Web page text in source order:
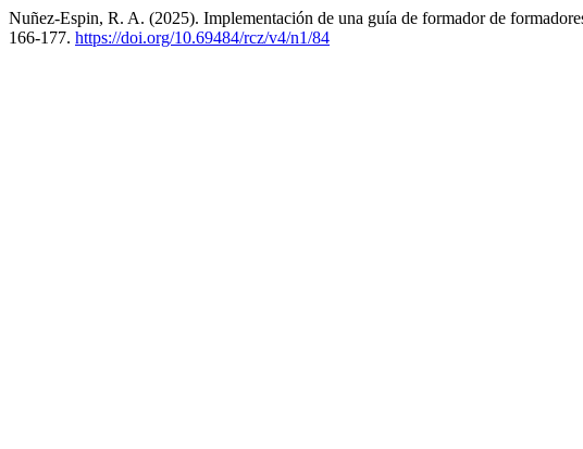
Nuñez-Espin, R. A. (2025). Implementación de una guía de formador de
166-177. https://doi.org/10.69484/rcz/v4/n1/84